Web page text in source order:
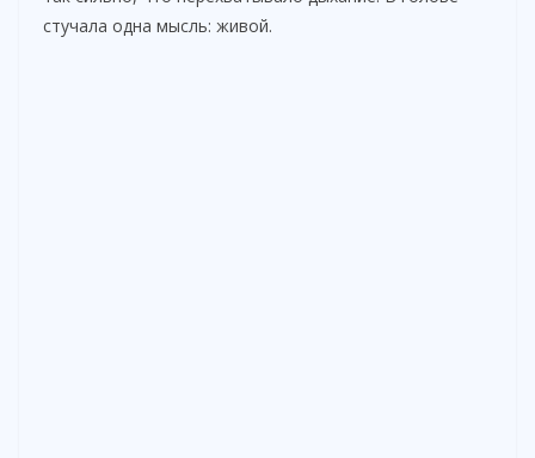
стучала одна мысль: живой.